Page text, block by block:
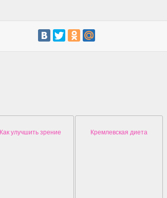
Как улучшить зрение Кремлевская диета